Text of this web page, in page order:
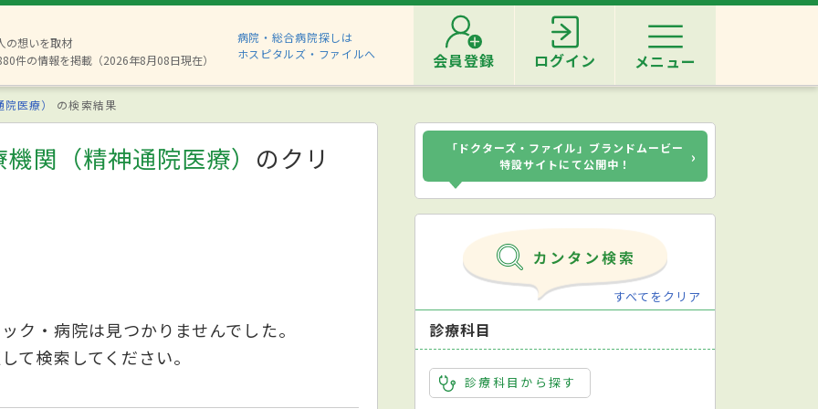
の想いを取材
件の情報を掲載（2026年8月08日現在）
病院・総合病院探しは
ホスピタルズ・ファイルへ
会員登録 ログイン メニュー
医療） の検索結果
関（精神通院医療） のクリ
ク・病院は見つかりませんでした。
て検索してください。
「ドクターズ・ファイル」ブランドムービー
特設サイトにて公開中！
›
すべてをクリア
診療科目
診療科目から探す